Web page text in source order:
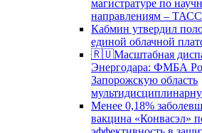
магистратуре по
направлениям – ТАСС
Кабмин утвердил
единой облачной
🇷🇺Масштабная
Энергодара: ФМБА
Запорожскую область
Менее 0,18%
вакцина «Конвасэл»